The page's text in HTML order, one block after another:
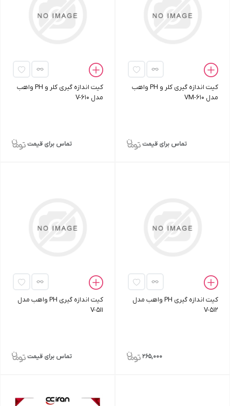
کیت اندازه‌ گیری کلر و PH واهب
مدل VM-610
تماس برای قیمت
کیت اندازه‌ گیری کلر و PH واهب
مدل V-610
تماس برای قیمت
کیت اندازه‌ گیری PH واهب مدل
V-512
265,000
کیت اندازه‌ گیری PH واهب مدل
V-511
تماس برای قیمت